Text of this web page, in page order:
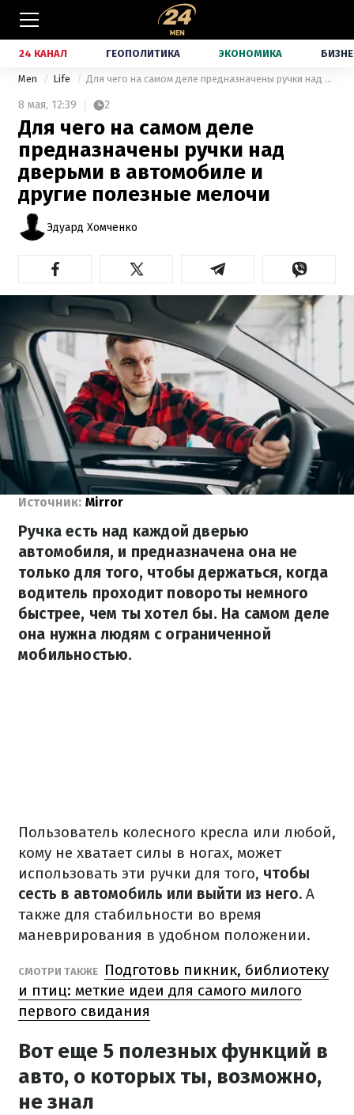
24 КАНАЛ ГЕОПОЛИТИКА ЭКОНОМИКА
Men Life Для чего на самом деле предназначены ручки над дверьми в автомобиле и другие полезные мелочи
8 мая, 12:39 2
Для чего на самом деле
предназначены ручки над
дверьми в автомобиле и
другие полезные мелочи
Эдуард Хомченко
Источник: Mirror
Ручка есть над каждой дверью
автомобиля, и предназначена она не
только для того, чтобы держаться, когда
водитель проходит повороты немного
быстрее, чем ты хотел бы. На самом деле
она нужна людям с ограниченной
мобильностью.
Пользователь колесного кресла или любой,
кому не хватает силы в ногах, может
использовать эти ручки для того, чтобы
сесть в автомобиль или выйти из него. А
также для стабильности во время
маневрирования в удобном положении.
СМОТРИ ТАКЖЕ
Подготовь пикник, библиотеку
и птиц: меткие идеи для самого милого
первого свидания
Вот еще 5 полезных функций в
авто, о которых ты, возможно,
не знал